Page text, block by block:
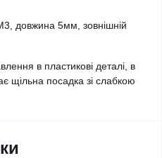
довжина 5мм, зовнішній
в пластикові деталі, в
щільна посадка зі слабкою